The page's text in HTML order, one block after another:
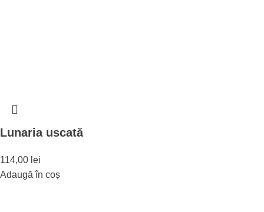
Lunaria uscată
114,00 lei
Adaugă în coș